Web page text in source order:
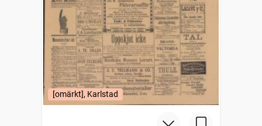
[omärkt], Karlstad